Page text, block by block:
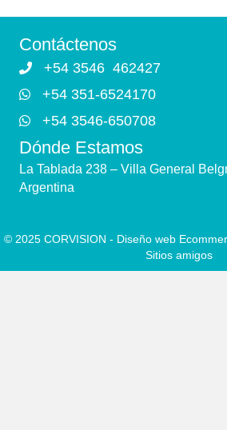
Contáctenos
+54 3546 462427
+54 351-6524170
+54 3546-650708
Dónde Estamos
La Tablada 238 – Villa General
Argentina
© 2025 CORVISION - Diseño web
Sitios amigos